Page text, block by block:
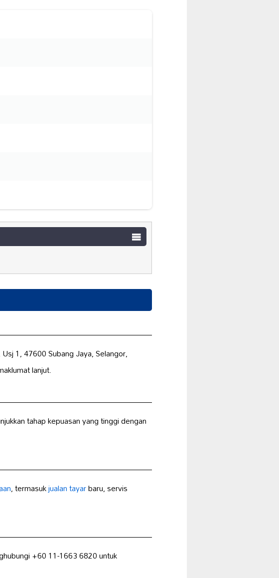
1, 47600 Subang Jaya, Selangor,
lanjut.
tahap kepuasan yang tinggi dengan
, termasukjualan tayarbaru, servis
+60 11-1663 6820 untuk